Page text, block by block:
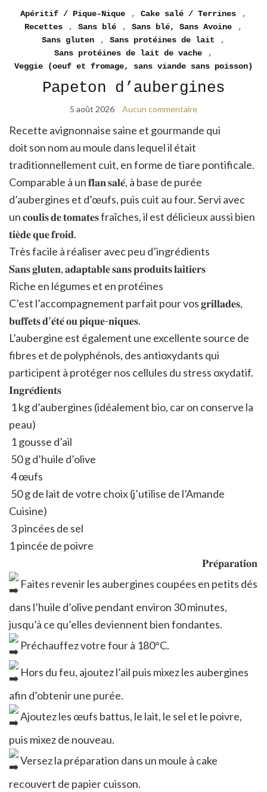
Apéritif / Pique-Nique , Cake salé / Terrines
,
Recettes
, Sans blé , Sans blé, Sans Avoine
,
Sans gluten
, Sans protéines de lait
,
Sans protéines de lait de vache
,
Veggie (oeuf et fromage, sans viande sans poisson)
Papeton d’aubergines
5 août 2026 Aucun commentaire
Recette avignonnaise saine et gourmande qui
doit son nom au moule dans lequel il était
traditionnellement cuit, en forme de tiare pontificale.
Comparable à un 𝐟𝐥𝐚𝐧 𝐬𝐚𝐥𝐞́, à base de purée
d’aubergines et d’œufs, puis cuit au four. Servi avec
un 𝐜𝐨𝐮𝐥𝐢𝐬 𝐝𝐞 𝐭𝐨𝐦𝐚𝐭𝐞𝐬 fraîches, il est délicieux aussi bien
𝐭𝐢𝐞̀𝐝𝐞 𝐪𝐮𝐞 𝐟𝐫𝐨𝐢𝐝.
Très facile à réaliser avec peu d’ingrédients
𝐒𝐚𝐧𝐬 𝐠𝐥𝐮𝐭𝐞𝐧, 𝐚𝐝𝐚𝐩𝐭𝐚𝐛𝐥𝐞 𝐬𝐚𝐧𝐬 𝐩𝐫𝐨𝐝𝐮𝐢𝐭𝐬 𝐥𝐚𝐢𝐭𝐢𝐞𝐫𝐬
Riche en légumes et en protéines
C’est l’accompagnement parfait pour vos 𝐠𝐫𝐢𝐥𝐥𝐚𝐝𝐞𝐬,
𝐛𝐮𝐟𝐟𝐞𝐭𝐬 𝐝’𝐞́𝐭𝐞́ 𝐨𝐮 𝐩𝐢𝐪𝐮𝐞-𝐧𝐢𝐪𝐮𝐞𝐬.
L’aubergine est également une excellente source de
fibres et de polyphénols, des antioxydants qui
participent à protéger nos cellules du stress oxydatif.
𝐈𝐧𝐠𝐫𝐞́𝐝𝐢𝐞𝐧𝐭𝐬
1 kg d’aubergines (idéalement bio, car on conserve la
peau)
1 gousse d’ail
50 g d’huile d’olive
4 œufs
50 g de lait de votre choix (j’utilise de l’Amande
Cuisine)
3 pincées de sel
1 pincée de poivre
𝐏𝐫𝐞́𝐩𝐚𝐫𝐚𝐭𝐢𝐨𝐧
Faites revenir les aubergines coupées en petits dés
dans l’huile d’olive pendant environ 30 minutes,
jusqu’à ce qu’elles deviennent bien fondantes.
Préchauffez votre four à 180°C.
Hors du feu, ajoutez l’ail puis mixez les aubergines
afin d’obtenir une purée.
Ajoutez les œufs battus, le lait, le sel et le poivre,
puis mixez de nouveau.
Versez la préparation dans un moule à cake
recouvert de papier cuisson.